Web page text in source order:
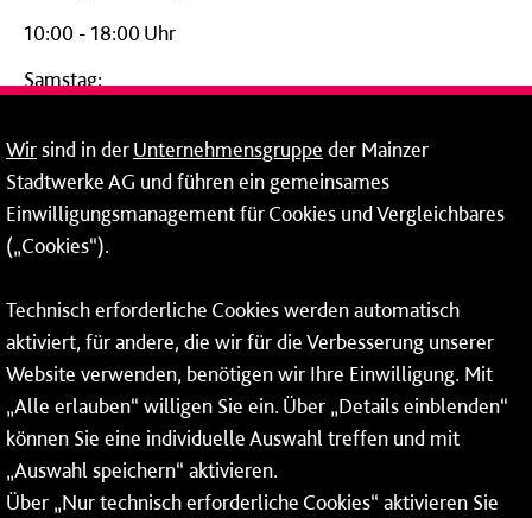
10:00 - 18:00 Uhr
Samstag:
24-Stunden-Telefon*
06131 – 12 77 77
Fax: 06131 – 12 66 66
* Montags bis freitags bis 7 und ab 18 Uhr sowie an
Wochenenden und Feiertagen ganztags werden Ihre
Anrufe je nach Themenauswahl an ein Callcenter des
RMV oder von nextbike weitergeleitet. Dort erhalten Sie
ausschließlich Auskünfte zum Fahrplan bzw. zu
meinRad.
Wirsind in derUnternehmensgruppe der Mainzer
Stadtwerke AG und führen ein gemeinsames
Einwilligungsmanagement für Cookies und Vergleichbares
(„Cookies“).
Technisch erforderliche Cookies werden automatisch
aktiviert, für andere, die wir für die Verbesserung unserer
Website verwenden, benötigen wir Ihre Einwilligung. Mit
„Alle erlauben“ willigen Sie ein. Über „Details einblenden“
können Sie eine individuelle Auswahl treffen und mit
„Auswahl speichern“ aktivieren.
Über „Nur technisch erforderliche Cookies“ aktivieren Sie